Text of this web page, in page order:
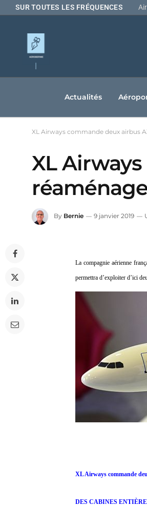
SUR TOUTES LES FRÉQUENCES
Actualités
XL Airways commande deux airbus
XL
By Bernie 9 janvier 2019
La compagnie aérienne
permettra d’exploiter d’ici
XL Airways commande
DES CABINES